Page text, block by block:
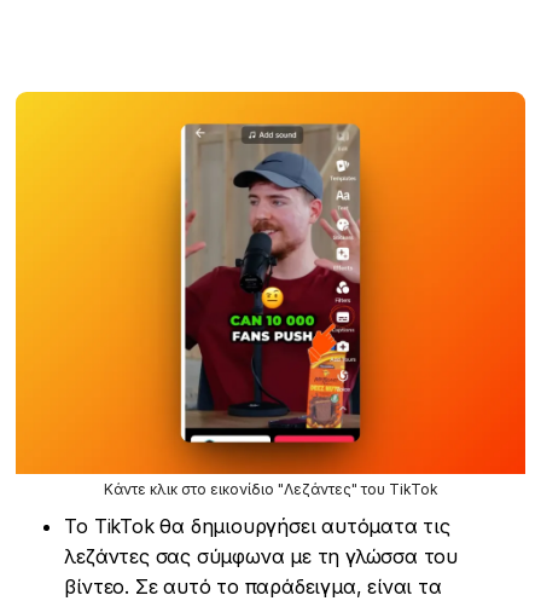
Κάντε κλικ στο εικονίδιο "Λεζάντες" του TikTok
Το TikTok θα δημιουργήσει αυτόματα τις
λεζάντες σας σύμφωνα με τη γλώσσα του
βίντεο. Σε αυτό το παράδειγμα, είναι τα